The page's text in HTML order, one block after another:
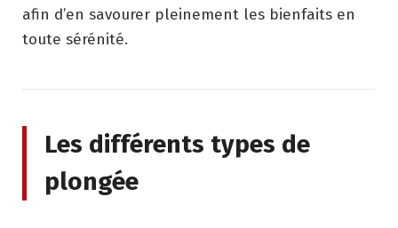
afin d’en savourer pleinement les bienfaits en
toute sérénité.
Les différents types de
plongée